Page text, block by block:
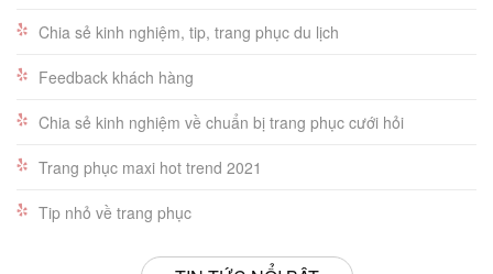
Chia sẻ kinh nghiệm, tip, trang phục du lịch
Feedback khách hàng
Chia sẻ kinh nghiệm về chuẩn bị trang phục cưới hỏi
Trang phục maxi hot trend 2021
Tip nhỏ về trang phục